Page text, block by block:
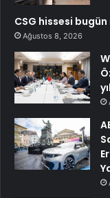
CSG hissesi
Ağustos 8, 2026